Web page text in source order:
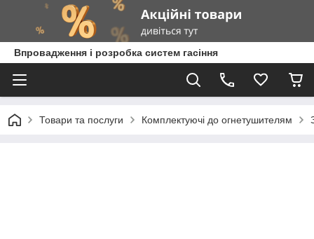
Впровадження і розробка систем гасіння
Товари та послуги Комплектуючі до огнетушителям